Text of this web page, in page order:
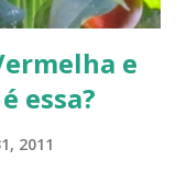
e
essa?
2011